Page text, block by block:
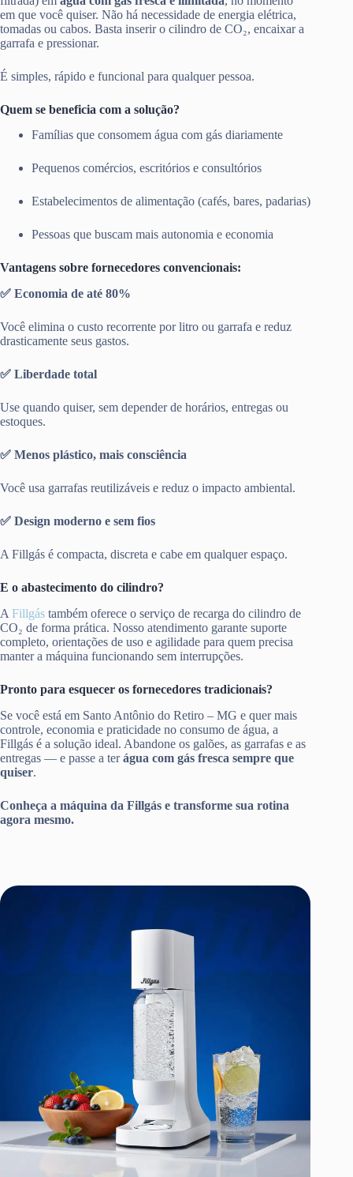
em que você quiser. Não há necessidade de energia elétrica,
tomadas ou cabos. Basta inserir o cilindro de CO₂, encaixar a
garrafa e pressionar.
É simples, rápido e funcional para qualquer pessoa.
Quem se beneficia com a solução?
Famílias que consomem água com gás diariamente
Pequenos comércios, escritórios e consultórios
Estabelecimentos de alimentação (cafés, bares, padarias)
Pessoas que buscam mais autonomia e economia
Vantagens sobre fornecedores convencionais:
✅ Economia de até 80%
Você elimina o custo recorrente por litro ou garrafa e reduz
drasticamente seus gastos.
✅ Liberdade total
Use quando quiser, sem depender de horários, entregas ou
estoques.
✅ Menos plástico, mais consciência
Você usa garrafas reutilizáveis e reduz o impacto ambiental.
✅ Design moderno e sem fios
A Fillgás é compacta, discreta e cabe em qualquer espaço.
E o abastecimento do cilindro?
A Fillgás também oferece o serviço de recarga do cilindro de
CO₂ de forma prática. Nosso atendimento garante suporte
completo, orientações de uso e agilidade para quem precisa
manter a máquina funcionando sem interrupções.
Pronto para esquecer os fornecedores tradicionais?
Se você está em Santo Antônio do Retiro – MG e quer mais
controle, economia e praticidade no consumo de água, a
Fillgás é a solução ideal. Abandone os galões, as garrafas e as
entregas — e passe a terágua com gás fresca sempre que
quiser.
Conheça a máquina da Fillgás e transforme sua rotina
agora mesmo.